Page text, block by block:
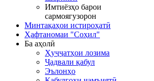
Имтиёзҳо барои
сармоягузорон
Минтақаҳои истироҳатӣ
Ҳафтаномаи "Соҳил"
Ба аҳолӣ
Ҳуҷҷатҳои лозима
Ҷадвали қабул
Эълонҳо